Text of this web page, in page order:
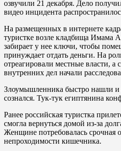
озвучили 21 декабря. Дело
видео инцидента
На размещенных в интернете
туристке возле кладбища Имама
забирает у нее ключи, чтобы
принуждает отдать деньги. На
отреагировали местные власти, а
внутренних дел начали
Злоумышленника быстро нашли и
сознался. Тук-тук египтянина
Ранее российская туристка
смогла вернуться домой из-за
Женщине потребовалась срочная
непроходимости кишечника.